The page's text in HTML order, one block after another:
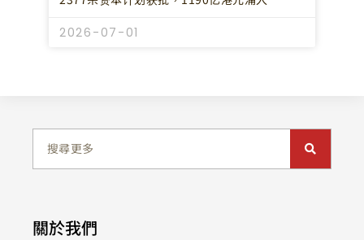
2026-07-01
關於我們